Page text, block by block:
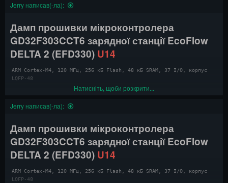
Jerry написав(-ла):
Дамп прошивки мікроконтролера
GD32F303CCT6 зарядної станції EcoFlow
DELTA 2 (EFD330) U14
ARM Cortex-M4, 120 МГц, 256 кБ Flash, 48 кБ SRAM, 37 I/O, корпус
LQFP-48
Дамп прошивки мікроконтролера
GD32F303RCT6
DELTA 2 (EFD330)U28
ARM Cortex-M4, 120 МГц, 256 кБ Flash, 48 кБ SRAM, 51 I/O, корпус
LQFP-64
MR330-PSDR-V1.0.2 (2022-05-08)
Ексклюзивно
Натисніть, щоби розкрити...
Jerry написав(-ла):
Дамп прошивки мікроконтролера
GD32F303CCT6 зарядної станції EcoFlow
DELTA 2 (EFD330) U14
ARM Cortex-M4, 120 МГц, 256 кБ Flash, 48 кБ SRAM, 37 I/O, корпус
LQFP-48